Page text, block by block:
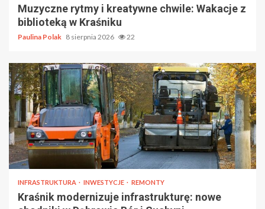
Muzyczne rytmy i kreatywne chwile: Wakacje z
biblioteką w Kraśniku
Paulina Polak 8 sierpnia 2026 22
INFRASTRUKTURA INWESTYCJE REMONTY
Kraśnik modernizuje infrastrukturę: nowe